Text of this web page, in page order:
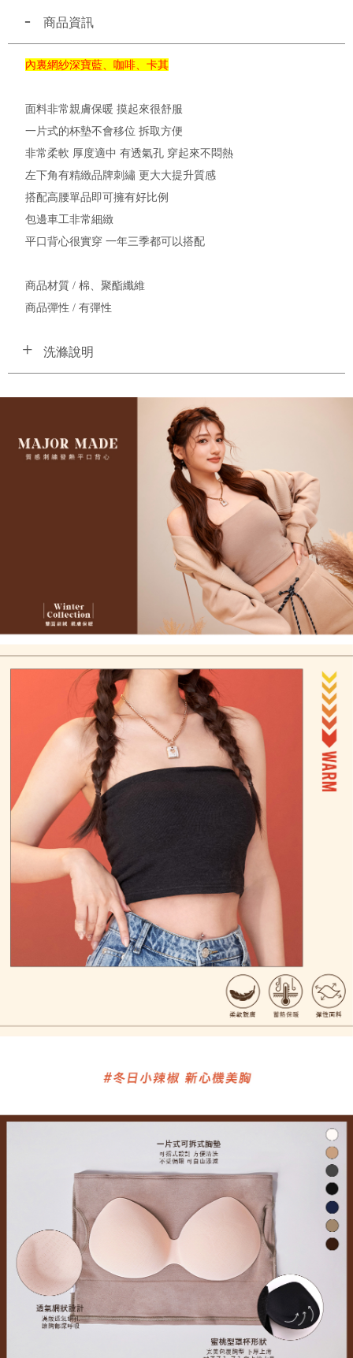
商品資訊
內裏網紗深寶藍、咖啡、卡其
面料非常親膚保暖 摸起來很舒服
一片式的杯墊不會移位 拆取方便
非常柔軟 厚度適中 有透氣孔 穿起來不悶熱
左下角有精緻品牌刺繡 更大大提升質感
搭配高腰單品即可擁有好比例
包邊車工非常細緻
平口背心很實穿 一年三季都可以搭配
商品材質 / 棉、聚酯纖維
商品彈性 / 有彈性
洗滌說明